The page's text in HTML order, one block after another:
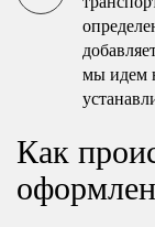
мы идем
Как